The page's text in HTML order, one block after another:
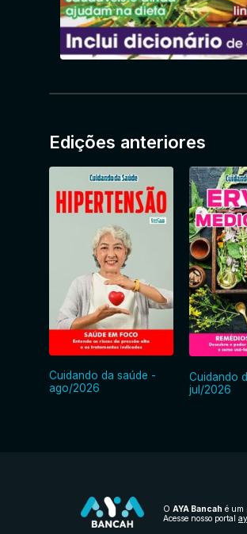
Edições anteriores
Cuidando da saúde -
ago/2026
Cuidando
jul/2026
O AYA Bancah é um
Acesse nosso portal